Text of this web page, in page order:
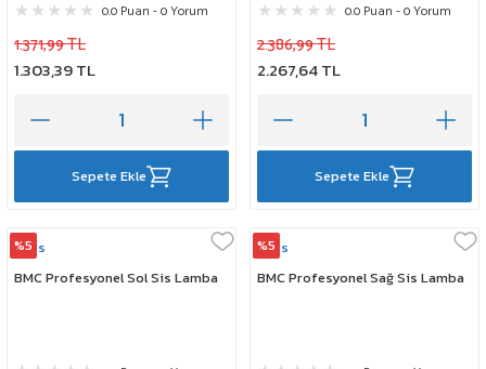
0.0 Puan - 0 Yorum
1.371,99 TL
1.303,39 TL
Sepete Ekle
0.0 Puan - 0 Yorum
2.386,99 TL
2.267,64 TL
Sepete Ekle
%5
Mars
BMC Profesyonel Sol Sis Lamba
%5
Mars
BMC Profesyonel Sağ Sis Lamba